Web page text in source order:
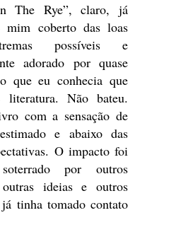
The Rye”, claro, já
mim coberto das loas
possíveis e
adorado por quase
que eu conhecia que
literatura. Não bateu.
com a sensação de
e abaixo das
O impacto foi
por outros
outras ideias e outros
tinha tomado contato